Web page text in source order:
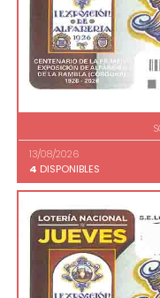
13/08/2026
4 DISPONIBLES